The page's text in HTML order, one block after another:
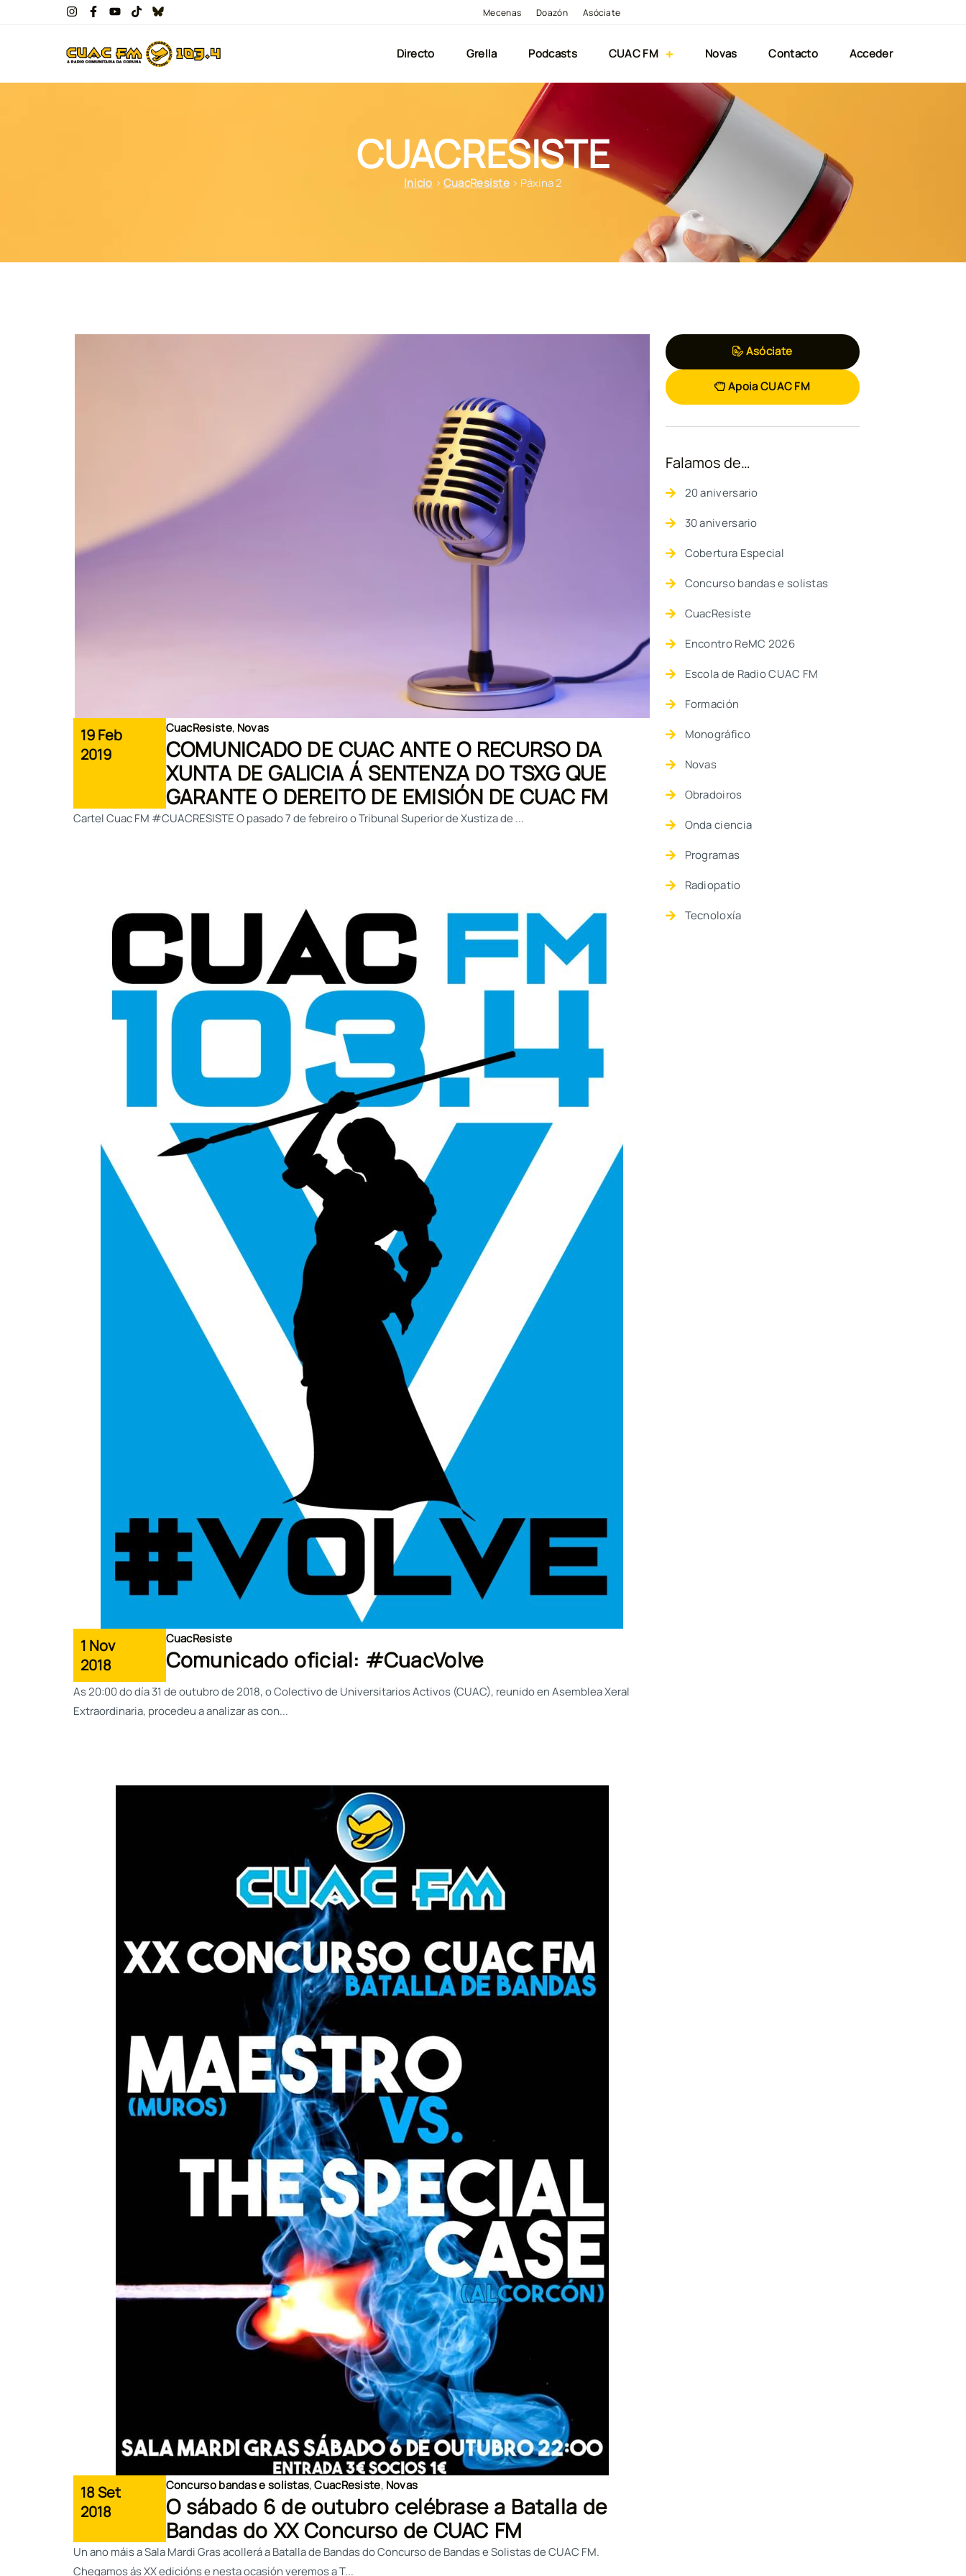
Mecenas Doazón Asóciate
Directo Grella Podcasts CUAC FM Novas Contacto Acceder
CUACRESISTE
Inicio > CuacResiste > Páxina 2
19 Feb
2019
CuacResiste, Novas
COMUNICADO DE CUAC ANTE O RECURSO DA
XUNTA DE GALICIA Á SENTENZA DO TSXG QUE
GARANTE O DEREITO DE EMISIÓN DE CUAC FM
Cartel Cuac FM #CUACRESISTE O pasado 7 de febreiro o Tribunal Superior de Xustiza de ...
1 Nov
2018
CuacResiste
Comunicado oficial: #CuacVolve
As 20:00 do día 31 de outubro de 2018, o Colectivo de Universitarios Activos (CUAC), reunido en Asemblea Xeral
Extraordinaria, procedeu a analizar as con...
18 Set
2018
Concurso bandas e solistas,CuacResiste, Novas
O sábado 6 de outubro celébrase a Batalla de
Bandas do XX Concurso de CUAC FM
Un ano máis a Sala Mardi Gras acollerá a Batalla de Bandas do Concurso de Bandas e Solistas de CUAC FM.
Chegamos ás XX edicións e nesta ocasión veremos a T...
Asóciate
Apoia CUAC FM
Falamos de…
20 aniversario
30 aniversario
Cobertura Especial
Concurso bandas e solistas
CuacResiste
Encontro ReMC 2026
Escola de Radio CUAC FM
Formación
Monográfico
Novas
Obradoiros
Onda ciencia
Programas
Radiopatio
Tecnoloxía